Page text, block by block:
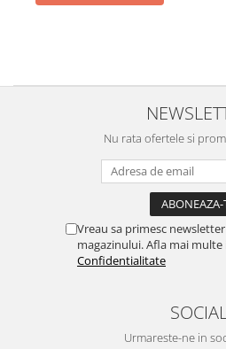
Nu rata ofertele si
Vreau sa primesc
magazinului. Afla mai multe
Confidentialitate
SOCIAL
Urmareste-ne in